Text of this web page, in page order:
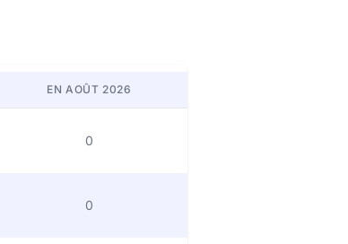
EN AOÛT 2026
0
0